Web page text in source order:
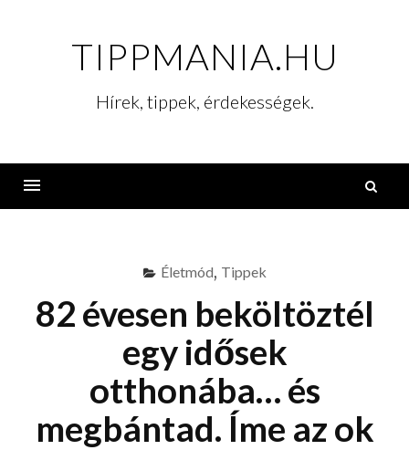
TIPPMANIA.HU
Hírek, tippek, érdekességek.
Életmód, Tippek
82 évesen beköltöztél
egy idősek
otthonába… és
megbántad. Íme az ok